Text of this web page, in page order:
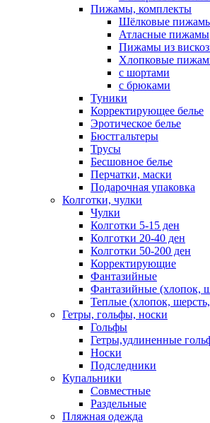
Пижамы, комплекты
Шёлковые
Атласные пижамы
Пижамы из
Хлопковые
с шортами
с брюками
Туники
Корректирующее белье
Эротическое белье
Бюстгальтеры
Трусы
Бесшовное белье
Перчатки, маски
Подарочная упаковка
Колготки, чулки
Чулки
Колготки 5-15 ден
Колготки 20-40 ден
Колготки 50-200 ден
Корректирующие
Фантазийные
Фантазийные (хлопок,
Теплые (хлопок,
Гетры, гольфы, носки
Гольфы
Гетры,удлиненные
Носки
Подследники
Купальники
Совместные
Раздельные
Пляжная одежда